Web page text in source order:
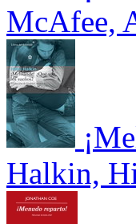
McAfee,
Halkin,